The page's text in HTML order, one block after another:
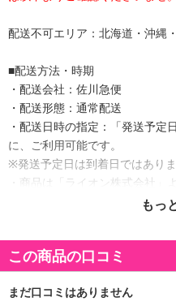
配送不可エリア：北海道・沖縄
■配送方法・時期
・配送会社：佐川急便
・配送形態：通常配送
・配送日時の指定：「発送予定
に、ご利用可能です。
※発送予定日は到着日ではありま
・商品は「ライオン株式会社」
商品詳細
イもしっかり消臭＆除菌する酸
もっ
この商品の口コミ